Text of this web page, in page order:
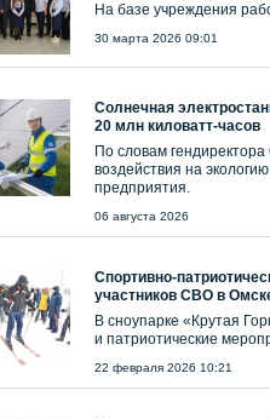
На базе учреждения
30 марта 2026 09:01
Солнечная
20 млн киловатт-часов
По словам
воздействия на
предприятия.
06 августа 2026
Спортивно-
участников СВО в
В сноупарке «Крутая
и патриотические
22 февраля 2026 10:21